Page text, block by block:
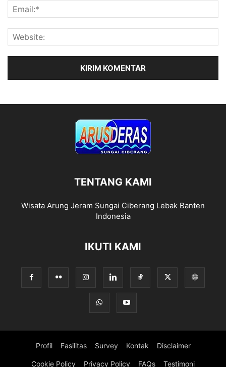
TENTANG KAMI
Wisata Arung Jeram Sungai Ciberang Lebak Banten
Indonesia
IKUTI KAMI
Profil Fasilitas Survey Kontak Disclaimer
Cookie Policy Privacy Policy FAQs Testimoni